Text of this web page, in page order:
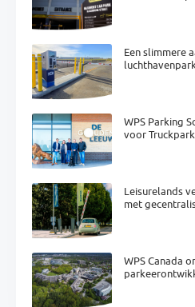
Een slimmere
WPS Parking
voor
Leisurelands
met
WPS Canada